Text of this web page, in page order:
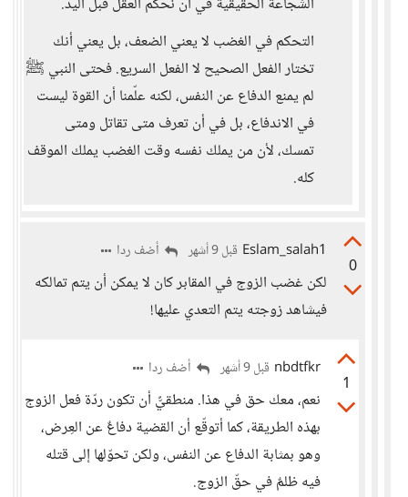
التحكم في الغضب لا يعني الضعف، بل يعني أنك
تختار الفعل الصحيح لا الفعل السريع. فحتى النبي ﷺ
لم يمنع الدفاع عن النفس، لكنه علّمنا أن القوة ليست
في الاندفاع، بل في أن تعرف متى تقاتل ومتى
تمسك، لأن من يملك نفسه وقت الغضب يملك الموقف
كله.
0
Eslam_salah1 قبل 9 أشهر أضف ردا
لكن غضب الزوج في المقابر كان لا يمكن أن يتم تمالكه
فيشاهد زوجته يتم التعدي عليها!
1
nbdtfkr قبل 9 أشهر أضف ردا
نعم، معك حق في هذا. منطقيٌّ أن تكون ردّة فعل الزوج
بهذه الطريقة، كما أتوقّع أن القضية دفاعٌ عن العِرض،
وهو بمثابة الدفاع عن النفس، ولكن تحوّلها إلى قتله
فيه ظلمٌ في حقّ الزوج.